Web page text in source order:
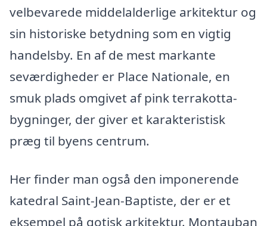
velbevarede middelalderlige arkitektur og
sin historiske betydning som en vigtig
handelsby. En af de mest markante
seværdigheder er Place Nationale, en
smuk plads omgivet af pink terrakotta-
bygninger, der giver et karakteristisk
præg til byens centrum.
Her finder man også den imponerende
katedral Saint-Jean-Baptiste, der er et
eksempel på gotisk arkitektur. Montauban